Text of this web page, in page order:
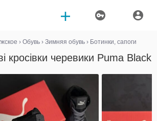
› Обувь › Зимняя обувь › Ботинки, сапоги
кросівки черевики Puma Black